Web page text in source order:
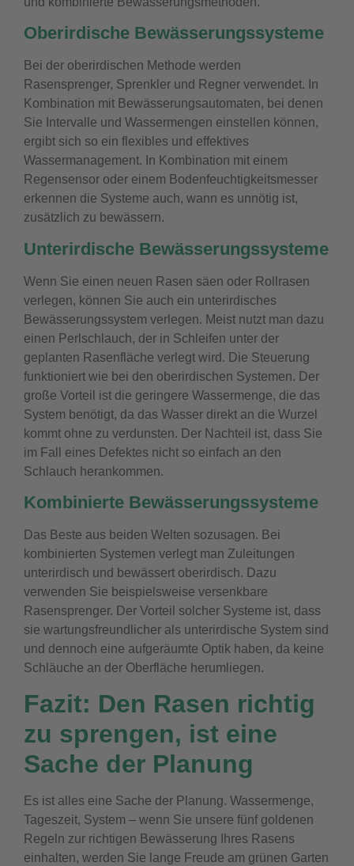
Oberirdische Bewässerungssysteme
Bei der oberirdischen Methode werden
Rasensprenger, Sprenkler und Regner verwendet. In
Kombination mit Bewässerungsautomaten, bei denen
Sie Intervalle und Wassermengen einstellen können,
ergibt sich so ein flexibles und effektives
Wassermanagement. In Kombination mit einem
Regensensor oder einem Bodenfeuchtigkeitsmesser
erkennen die Systeme auch, wann es unnötig ist,
zusätzlich zu bewässern.
Unterirdische Bewässerungssysteme
Wenn Sie einen neuen Rasen säen oder Rollrasen
verlegen, können Sie auch ein unterirdisches
Bewässerungssystem verlegen. Meist nutzt man dazu
einen Perlschlauch, der in Schleifen unter der
geplanten Rasenfläche verlegt wird. Die Steuerung
funktioniert wie bei den oberirdischen Systemen. Der
große Vorteil ist die geringere Wassermenge, die das
System benötigt, da das Wasser direkt an die Wurzel
kommt ohne zu verdunsten. Der Nachteil ist, dass Sie
im Fall eines Defektes nicht so einfach an den
Schlauch herankommen.
Kombinierte Bewässerungssysteme
Das Beste aus beiden Welten sozusagen. Bei
kombinierten Systemen verlegt man Zuleitungen
unterirdisch und bewässert oberirdisch. Dazu
verwenden Sie beispielsweise versenkbare
Rasensprenger. Der Vorteil solcher Systeme ist, dass
sie wartungsfreundlicher als unterirdische System sind
und dennoch eine aufgeräumte Optik haben, da keine
Schläuche an der Oberfläche herumliegen.
Fazit: Den Rasen richtig
zu sprengen, ist eine
Sache der Planung
Es ist alles eine Sache der Planung. Wassermenge,
Tageszeit, System – wenn Sie unsere fünf goldenen
Regeln zur richtigen Bewässerung Ihres Rasens
einhalten, werden Sie lange Freude am grünen Garten